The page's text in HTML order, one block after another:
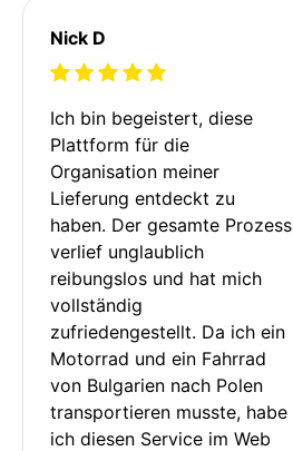
Nick D
Ich bin begeistert, diese
Plattform für die
Organisation meiner
Lieferung entdeckt zu
haben. Der gesamte Prozess
verlief unglaublich
reibungslos und hat mich
vollständig
zufriedengestellt. Da ich ein
Motorrad und ein Fahrrad
von Bulgarien nach Polen
transportieren musste, habe
ich diesen Service im Web